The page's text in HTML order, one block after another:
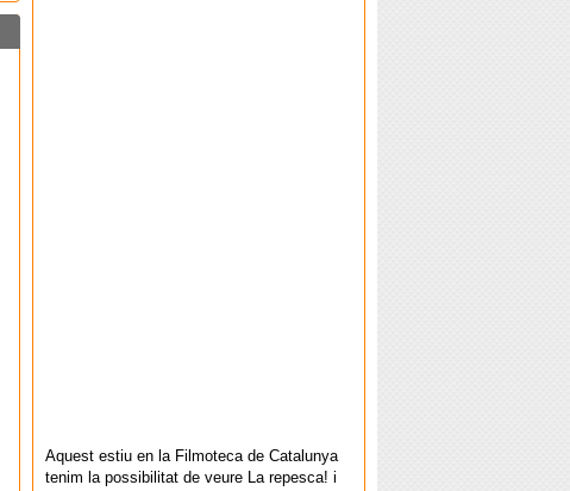
Aquest estiu en la Filmoteca de Catalunya
tenim la possibilitat de veure La repesca! i